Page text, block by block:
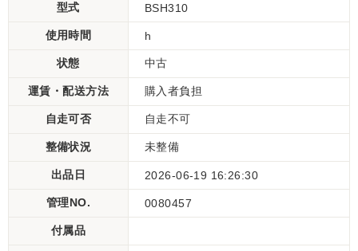
型式 BSH310
使用時間 h
状態 中古
運賃・配送方法 購入者負担
自走可否 自走不可
整備状況 未整備
出品日 2026-06-19 16:26:30
管理NO. 0080457
付属品